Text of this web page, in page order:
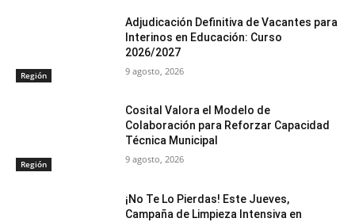
Región
Adjudicación Definitiva de Vacantes para
Interinos en Educación: Curso
2026/2027
9 agosto, 2026
Región
Cosital Valora el Modelo de
Colaboración para Reforzar Capacidad
Técnica Municipal
9 agosto, 2026
¡No Te Lo Pierdas! Este Jueves,
Campaña de Limpieza Intensiva en